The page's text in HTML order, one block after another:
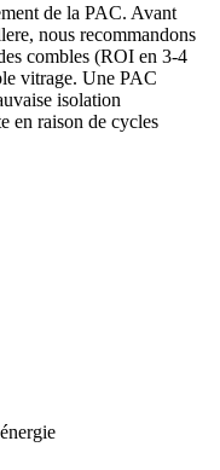
de la PAC. Avant
nous recommandons
combles (ROI en 3-4
vitrage. Une PAC
isolation
en raison de cycles